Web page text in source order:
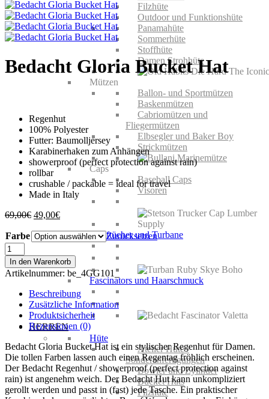
Filzhüte
Outdoor und Funktionshüte
Panamahüte
Sommerhüte
Stoffhüte
Damen Strohhüte
Mützen
Ballon- und Sportmützen
Baskenmützen
Cabriomützen und
Fliegermützen
Elbsegler und Baker Boy
Strickmützen
Caps
Baseball Caps
Visoren
Kopftücher und Turbane
Fascinators und Haarschmuck
HERREN
Hüte
Atelier Hüte /
Sonderanfertigungen
Bowler und Zylinder
Bucket Hats
Filzhüte
Bedacht Gloria Bucket Hat
Regenhut
100% Polyester
Futter: Baumolljersey
Karabinerhaken zum Anhängen
showerproof (perfect protection against rain)
rollbar
crushable / packable = ideal for travel
Made in Italy
69,00€ Ursprünglicher
war:
49,00€Aktueller
ist:
Farbe
Zurücksetzen
Bedacht
Gloria
Bucket
Hat
Menge
In den Warenkorb
Artikelnummer: be_4GG101_
Beschreibung
Zusätzliche Information
Produktsicherheit
Rezensionen (0)
Bedacht Gloria Bucket Hat ist ein stylischer Regenhut für Damen.
Die tollen Farben lassen auch einen Regentag fröhlich erscheinen.
Der Bedacht Regenhut / showerproof (perfect protection against
rain) ist angenehm weich. Der Bedacht Hut kann unkompliziert
gerollt werden und passt in (fast) jede Tasche. Ein praktischer